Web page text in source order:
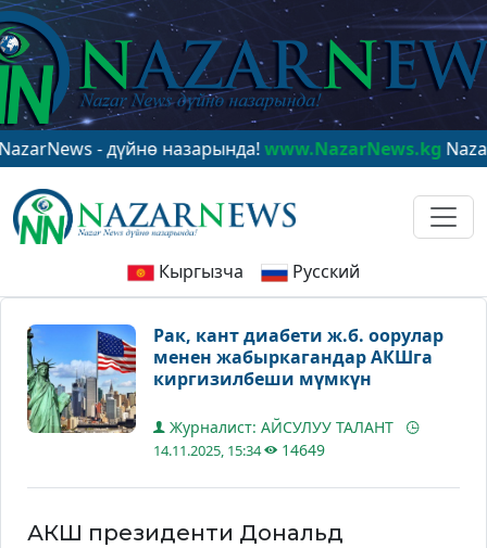
- дүйнө назарында!www.NazarNews.kgNazarNews
Кыргызча Русский
Рак, кант диабети ж.б. оорулар
менен жабыркагандар АКШга
киргизилбеши мүмкүн
Журналист: АЙСУЛУУ ТАЛАНТ
14.11.2025, 15:34 14649
АКШ президенти Дональд